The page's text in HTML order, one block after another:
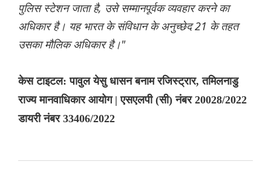
पुलिस स्टेशन जाता है, उसे सम्मानपूर्वक व्यवहार करने का
अधिकार है। यह भारत के संविधान के अनुच्छेद 21 के तहत
उसका मौलिक अधिकार है।"
केस टाइटल: पावुल येसु धासन बनाम रजिस्ट्रार, तमिलनाडु
राज्य मानवाधिकार आयोग | एसएलपी (सी) नंबर 20028/2022
डायरी नंबर 33406/2022